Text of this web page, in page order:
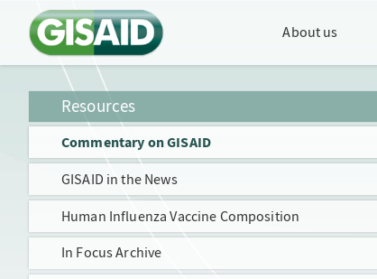
Resources
Commentary on GISAID
GISAID in the News
Human Influenza Vaccine Composition
In Focus Archive
About us